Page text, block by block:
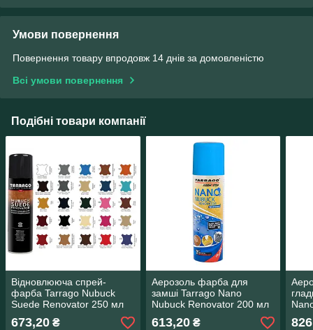
Умови повернення
Повернення товару впродовж 14 днів за домовленістю
Всі умови повернення
Подібні товари компанії
Відновлююча спрей-
фарба Tarrago Nubuck
Suede Renovator 250 мл
колір безбарвний (00)
673,20 ₴
Аерозоль фарба для
замші Tarrago Nano
Nubuck Renovator 200 мл
колір чорний
613,20₴
мл